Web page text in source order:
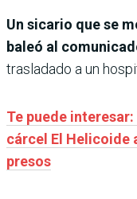
Un sicario que se
baleó al
trasladado a un
Te puede
cárcel El Helicoide
presos